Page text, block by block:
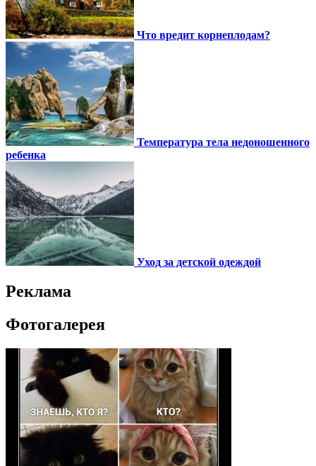
Что вредит корнеплодам?
Температура тела недоношенного
ребенка
Уход за детской одеждой
Реклама
Фотогалерея